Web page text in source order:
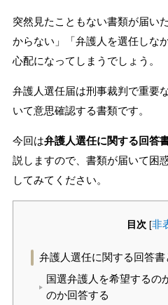
解決実績
ご依頼者からのお手紙
無料相談の口コミ評判
刑事事件について
刑事事件データベース
突然見たこともない書類が届い
からない」「弁護人を選任しな
心配になってしまうでしょう。
弁護人選任届は刑事裁判で重要
いて意思確認する書類です。
今回は弁護人選任に関する回答
説しますので、書類が届いて困
してみてください。
目次 [非
弁護人選任に関する回答書
国選弁護人を希望するの
のか回答する